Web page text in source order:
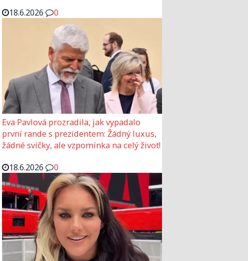
18.6.2026
0
Eva Pavlová prozradila, jak vypadalo
první rande s prezidentem: Žádný luxus,
žádné svíčky, ale vzpomínka na celý život!
18.6.2026
0